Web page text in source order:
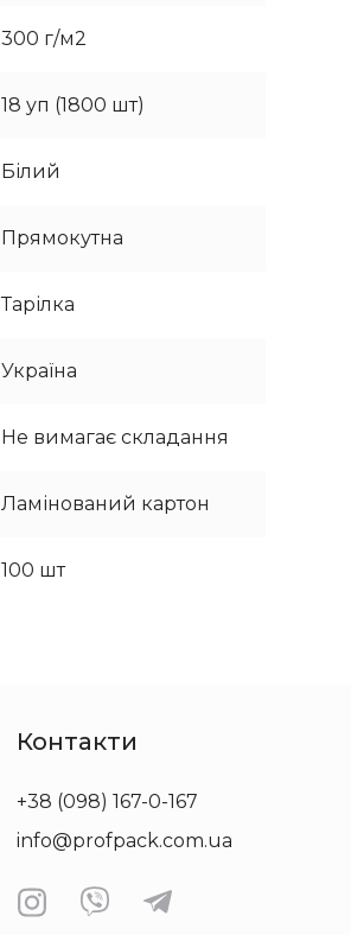
300 г/м2
18 уп (1800 шт)
Білий
Прямокутна
Тарілка
Україна
Не вимагає складання
Ламінований картон
100 шт
Контакти
+38 (098) 167-0-167
info@profpack.com.ua